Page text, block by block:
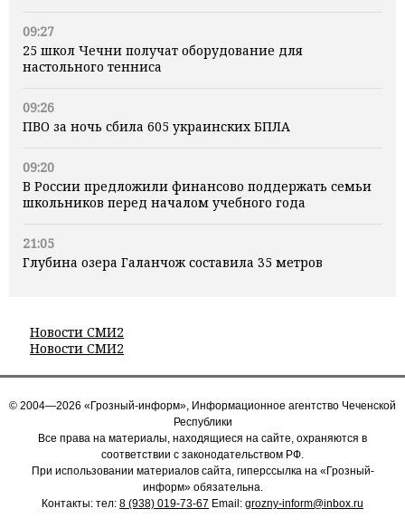
09:27
25 школ Чечни получат оборудование для
настольного тенниса
09:26
ПВО за ночь сбила 605 украинских БПЛА
09:20
В России предложили финансово поддержать семьи
школьников перед началом учебного года
21:05
Глубина озера Галанчож составила 35 метров
Новости СМИ2
Новости СМИ2
© 2004—2026 «Грозный-информ», Информационное агентство Чеченской
Республики
Все права на материалы, находящиеся на сайте, охраняются в
соответствии с законодательством РФ.
При использовании материалов сайта, гиперссылка на «Грозный-
информ» обязательна.
Контакты: тел: 8 (938) 019-73-67 Email: grozny-inform@inbox.ru